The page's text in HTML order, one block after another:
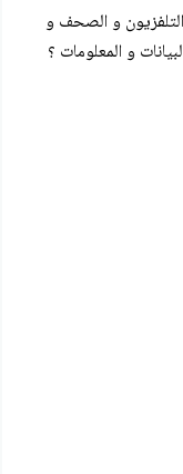
و الصحف و
و المعلومات ؟